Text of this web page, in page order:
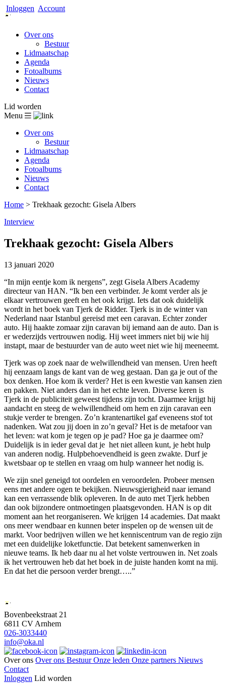
Inloggen Account
Over ons
Bestuur
Lidmaatschap
Agenda
Fotoalbums
Nieuws
Contact
Lid worden
Menu
Over ons
Bestuur
Lidmaatschap
Agenda
Fotoalbums
Nieuws
Contact
Home > Trekhaak gezocht: Gisela Albers
Interview
Trekhaak gezocht: Gisela Albers
13 januari 2020
“In mijn eentje kom ik nergens”, zegt Gisela Albers Academy
directeur van HAN. “Ik ben een verbinder. Je komt verder als je
elkaar vertrouwen geeft en het ook krijgt. Iets dat ook duidelijk
wordt in het boek van Tjerk de Ridder. Tjerk is in de winter van
Nederland naar Istanbul gereisd met een caravan. Echter zonder
auto. Hij haakte zomaar zijn caravan bij iemand aan de auto. Dan is
er wederzijds vertrouwen nodig. Hij weet immers niet bij wie hij
instapt, maar de bestuurder van de auto weet niet wie hij meeneemt.
Tjerk was op zoek naar de welwillendheid van mensen. Uren heeft
hij eenzaam langs de kant van de weg gestaan. Dan ga je out of the
box denken. Hoe kom ik verder? Het is een kwestie van kansen zien
en pakken. Niet anders dan in het echte leven. Diverse keren is
Tjerk in de publiciteit geweest tijdens zijn tocht. Daarmee krijgt hij
aandacht en steeg de welwillendheid om hem en zijn caravan een
stukje verder te brengen. Zo’n krantenartikel gaf eveneens stof tot
nadenken. Wat zou jij doen in zo’n geval? Het is de metafoor van
het leven: wat kom je tegen op je pad? Hoe ga je daarmee om?
Duidelijk is in ieder geval dat je het niet alleen kunt, je hebt hulp
van anderen nodig. Hulpbehoevendheid is geen zwakte. Durf je
kwetsbaar op te stellen en vraag om hulp wanneer het nodig is.
We zijn snel geneigd tot oordelen en veroordelen. Probeer mensen
eens met andere ogen te bekijken. Nieuwsgierigheid naar iemand
kan een verrassende blik opleveren. In de auto met Tjerk hebben
dan ook bijzondere ontmoetingen plaatsgevonden. HAN is op dit
moment aan het reorganiseren. We krijgen 14 academies. Dat maakt
ons meer wendbaar en kunnen beter inspelen op de wensen uit de
markt. Voor bedrijven willen we het kenniscentrum van de regio zijn
met een duidelijke loketfunctie. Dat betekent samenwerken in
nieuwe teams. Ik heb daar nu al het volste vertrouwen in. Net zoals
ik het vertrouwen heb dat het boek in de juiste handen komt na mij.
En dat het die persoon verder brengt…..”
Bovenbeekstraat 21
6811 CV Arnhem
026-3033440
info@oka.nl
Over ons Over ons BestuurOnze leden Onze partners Nieuws
Contact
Inloggen Lid worden